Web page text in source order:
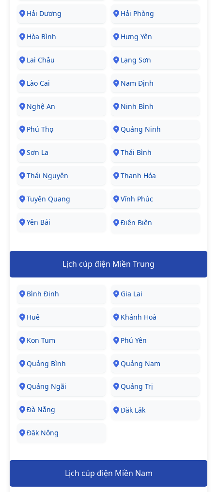
Hải Dương Hải Phòng
Hòa Bình Hưng Yên
Lai Châu Lạng Sơn
Lào Cai Nam Định
Nghệ An Ninh Bình
Phú Thọ Quảng Ninh
Sơn La Thái Bình
Thái Nguyên Thanh Hóa
Tuyên Quang Vĩnh Phúc
Yên Bái Điện Biên
Lịch cúp điện Miền Trung
Bình Định Gia Lai
Huế Khánh Hoà
Kon Tum Phú Yên
Quảng Bình Quảng Nam
Quảng Ngãi Quảng Trị
Đà Nẵng Đăk Lăk
Đăk Nông
Lịch cúp điện Miền Nam